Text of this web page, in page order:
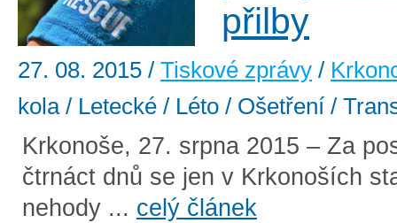
přilby
27. 08. 2015 / Tiskové zprávy /
kola / Letecké / Léto / Ošetření /
Krkonoše, 27. srpna 2015 – Za
čtrnáct dnů se jen v Krkonoších
nehody ... celý článek